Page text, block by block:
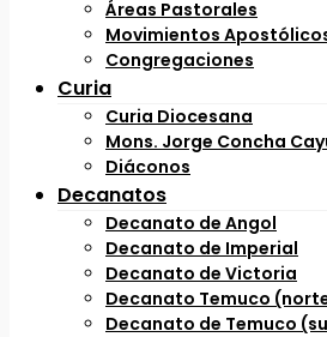
Áreas Pastorales
Movimientos
Congregaciones
Curia
Curia Diocesana
Mons. Jorge Concha
Diáconos
Decanatos
Decanato de Angol
Decanato de Imperial
Decanato de Victoria
Decanato Temuco
Decanato de Temuco